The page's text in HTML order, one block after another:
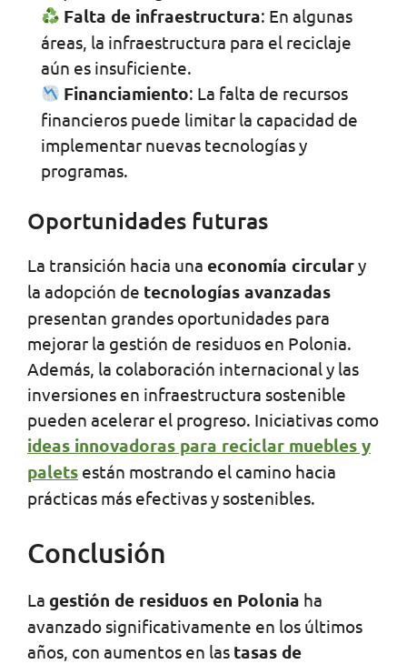
Falta de infraestructura: En algunas
áreas, la infraestructura para el reciclaje
aún es insuficiente.
Financiamiento: La falta de recursos
financieros puede limitar la capacidad de
implementar nuevas tecnologías y
programas.
Oportunidades futuras
La transición hacia una economía circulary
la adopción de tecnologías avanzadas
presentan grandes oportunidades para
mejorar la gestión de residuos en Polonia.
Además, la colaboración internacional y las
inversiones en infraestructura sostenible
pueden acelerar el progreso. Iniciativas como
ideas innovadoras para reciclar muebles y
palets están mostrando el camino hacia
prácticas más efectivas y sostenibles.
Conclusión
La gestión de residuos en Polonia ha
avanzado significativamente en los últimos
años, con aumentos en las tasas de